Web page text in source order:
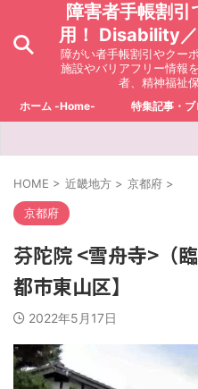
障害者手帳割引
用！ Disability
障がい者手帳割引やクー
施設やバリアフリー情報
者、精神福祉
ホーム -Home- 特集記事・ブ
HOME > 近畿地方 > 京都府 >
京都府
芬陀院 <雪舟寺>（
都市東山区】
2022年5月17日